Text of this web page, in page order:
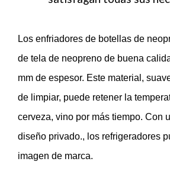
Los enfriadores de botellas de
de tela de neopreno de buena
mm de espesor. Este material,
de limpiar, puede retener la
cerveza, vino por más tiempo. Con
diseño privado., los refrigeradores
imagen de marca.